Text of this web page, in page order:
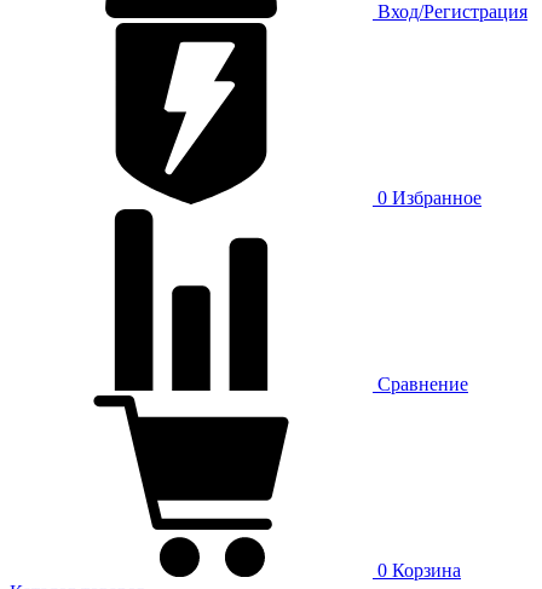
Вход/Регистрация
0 Избранное
Сравнение
0 Корзина